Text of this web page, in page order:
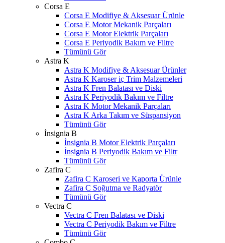
Corsa E
Corsa E Modifiye & Aksesuar Ürünle
Corsa E Motor Mekanik Parçaları
Corsa E Motor Elektrik Parçaları
Corsa E Periyodik Bakım ve Filtre
Tümünü Gör
Astra K
Astra K Modifiye & Aksesuar Ürünler
Astra K Karoser iç Trim Malzemeleri
Astra K Fren Balatası ve Diski
Astra K Periyodik Bakım ve Filtre
Astra K Motor Mekanik Parçaları
Astra K Arka Takım ve Süspansiyon
Tümünü Gör
İnsignia B
İnsignia B Motor Elektrik Parçaları
İnsignia B Periyodik Bakım ve Filtr
Tümünü Gör
Zafira C
Zafira C Karoseri ve Kaporta Ürünle
Zafira C Soğutma ve Radyatör
Tümünü Gör
Vectra C
Vectra C Fren Balatası ve Diski
Vectra C Periyodik Bakım ve Filtre
Tümünü Gör